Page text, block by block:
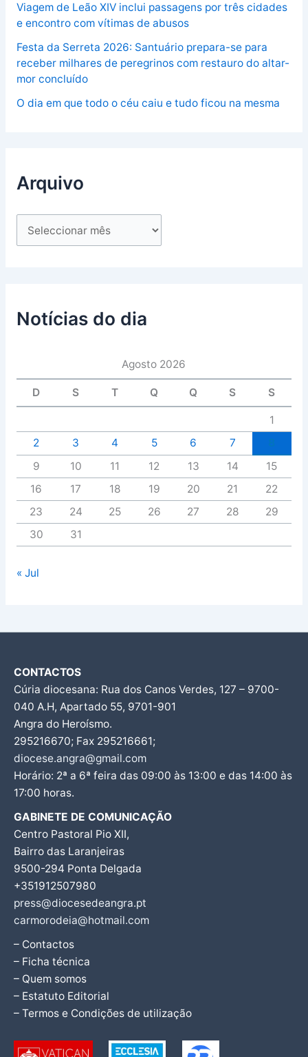
Viagem de Leão XIV inclui passagens por três cidades
e encontro com vítimas de abusos
Festa da Serreta 2026: Santuário prepara-se para
receber milhares de peregrinos com restauro do altar-
mor concluído
O dia em que todo o céu caiu e tudo ficou na mesma
Arquivo
Notícias do dia
Agosto 2026
D S T Q Q S S
1
2
3 4 5 6 7
9
10 11 12 13 14
15
16
17 18 19 20 21
22
23
24 25 26 27 28
29
30
31
« Jul
CONTACTOS
Cúria diocesana: Rua dos Canos Verdes, 127 – 9700-
040 A.H, Apartado 55, 9701-901
Angra do Heroísmo.
295216670; Fax 295216661;
diocese.angra@gmail.com
Horário: 2ª a 6ª feira das 09:00 às 13:00 e das 14:00 às
17:00 horas.
GABINETE DE COMUNICAÇÃO
Centro Pastoral Pio XII,
Bairro das Laranjeiras
9500-294 Ponta Delgada
+351912507980
press@diocesedeangra.pt
carmorodeia@hotmail.com
– Contactos
– Ficha técnica
– Quem somos
– Estatuto Editorial
– Termos e Condições de utilização